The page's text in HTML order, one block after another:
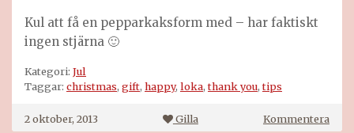
Kul att få en pepparkaksform med – har faktiskt
ingen stjärna 🙂
Kategori: Jul
Taggar: christmas, gift, happy, loka,thank you,tips
2 oktober, 2013 Gilla Kommenterapå